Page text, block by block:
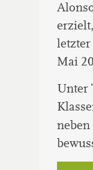
Mai
Unter
neben